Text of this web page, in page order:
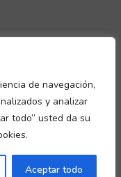
de navegación,
y analizar
todo” usted da su
Aceptar todo